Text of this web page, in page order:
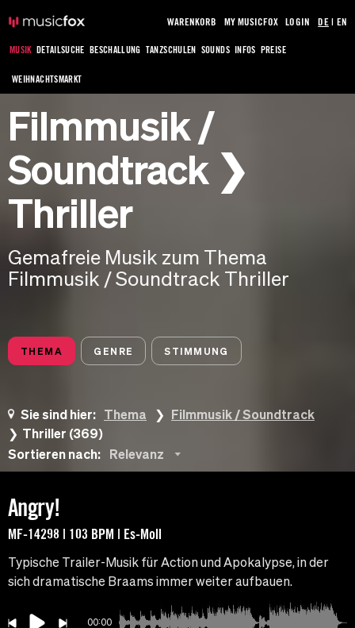
MUSIK DETAILSUCHE BESCHALLUNG TANZSCHULEN SOUNDS INFOS PREISE
WEIHNACHTSMARKT
WARENKORB MY MUSICFOX LOGIN DE| EN
Filmmusik /
Soundtrack ❯
Thriller
Gemafreie Musik zum Thema
Filmmusik / Soundtrack Thriller
THEMA GENRE STIMMUNG
Sie sind hier: Thema
Filmmusik / Soundtrack
Thriller (369)
Sortieren nach:
Relevanz
Angry!
MF-14298 | 103 BPM | Es-Moll
Typische Trailer-Musik für Action und Apokalypse, in der
sich dramatische Braams immer weiter aufbauen.
00:00